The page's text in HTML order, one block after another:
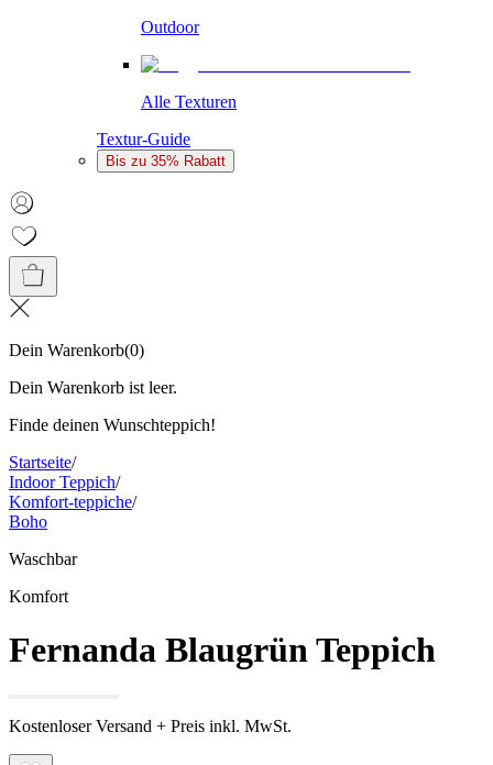
Outdoor
Alle Texturen
Textur-Guide
Bis zu 35% Rabatt
Dein Warenkorb(0)
Dein Warenkorb ist leer.
Finde deinen Wunschteppich!
Startseite/
Indoor Teppich/
Komfort-teppiche/
Boho
Waschbar
Komfort
Fernanda Blaugrün Teppich
Kostenloser Versand + Preis inkl. MwSt.